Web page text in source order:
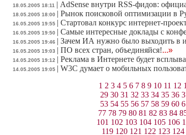
18.05.2005 18:11 | AdSense внутри RSS-фидов:
18.05.2005 18:00 | Рынок поисковой оптимизации в
16.05.2005 19:55 | Стартовал конкурс интернет-
16.05.2005 19:50 | Самые интересные доклады с
16.05.2005 19:46 | Зачем ИА нужно было выходить в
16.05.2005 19:03 | ПО всех стран, объединяйся!...»
14.05.2005 19:12 | Реклама в Интернете будет
14.05.2005 19:05 | W3C думает о мобильных
1 2 3 4 5 6 7 8 9 10 11 12
29 30 31 32 33 34 35 36
53 54 55 56 57 58 59 60
77 78 79 80 81 82 83 84
101 102 103 104 105 106
119 120 121 122 123 124